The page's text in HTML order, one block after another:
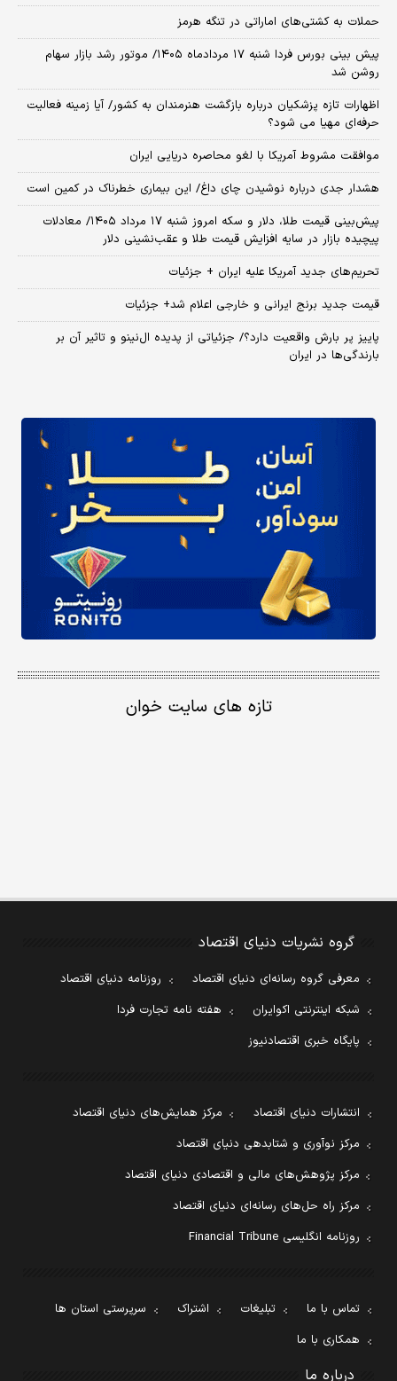
حملات به کشتی‌های اماراتی در تنگه هرمز
پیش بینی بورس فردا شنبه ۱۷ مردادماه ۱۴۰۵/ موتور رشد بازار سهام
روشن شد
اظهارات تازه پزشکیان درباره بازگشت هنرمندان به کشور/ آیا زمینه فعالیت
حرفه‌ای مهیا می شود؟
موافقت مشروط آمریکا با لغو محاصره دریایی ایران
هشدار جدی درباره نوشیدن چای داغ/ این بیماری خطرناک در کمین است
پیش‌بینی قیمت طلا، دلار و سکه امروز شنبه ۱۷ مرداد ۱۴۰۵/ معادلات
پیچیده بازار در سایه افزایش قیمت طلا و عقب‌نشینی دلار
تحریم‌های جدید آمریکا علیه ایران + جزئیات
قیمت جدید برنج ایرانی و خارجی اعلام شد+ جزئیات
پاییز پر بارش واقعیت دارد؟/ جزئیاتی از پدیده ال‌نینو و تاثیر آن بر
بارندگی‌ها در ایران
تازه های سایت خوان
گروه نشریات دنیای اقتصاد
معرفی گروه رسانه‌ای دنیای اقتصاد
روزنامه دنیای اقتصاد
شبکه اینترنتی اکوایران
هفته نامه تجارت فردا
پایگاه خبری اقتصادنیوز
انتشارات دنیای اقتصاد
مرکز همایش‌های دنیای اقتصاد
مرکز نوآوری و شتابدهی دنیای اقتصاد
مرکز پژوهش‌های مالی و اقتصادی دنیای اقتصاد
مرکز راه حل‌های رسانه‌ای دنیای اقتصاد
روزنامه انگلیسی Financial Tribune
تماس با ما تبلیغات اشتراک
سرپرستی استان ها
همکاری با ما
درباره ما